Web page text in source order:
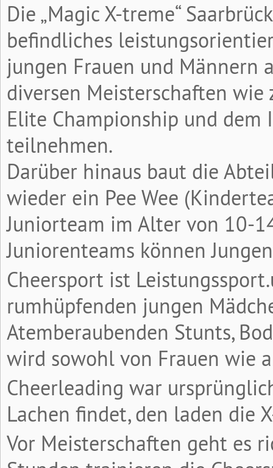
Die „Magic X-treme“
befindliches
jungen Frauen und Männern
diversen Meisterschaften wie
Elite Championship und
teilnehmen.
Darüber hinaus baut die
wieder ein Pee Wee
Juniorteam im Alter von 10-
Juniorenteams können
Cheersport ist
rumhüpfenden jungen
Atemberaubenden Stunts,
wird sowohl von Frauen wie
Cheerleading war
Lachen findet, den laden die
Vor Meisterschaften geht es